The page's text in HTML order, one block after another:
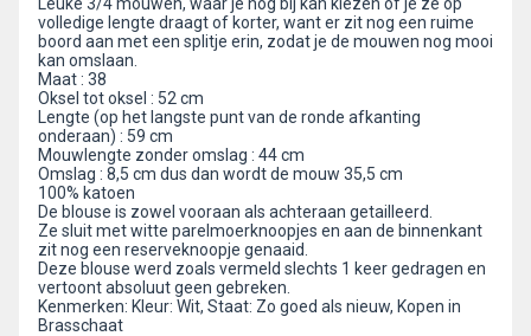
volledige lengte draagt of korter, want er zit nog een ruime
boord aan met een splitje erin, zodat je de mouwen nog mooi
kan omslaan.
Maat : 38
Oksel tot oksel : 52 cm
Lengte (op het langste punt van de ronde afkanting
onderaan) : 59 cm
Mouwlengte zonder omslag : 44 cm
Omslag : 8,5 cm dus dan wordt de mouw 35,5 cm
100% katoen
De blouse is zowel vooraan als achteraan getailleerd.
Ze sluit met witte parelmoerknoopjes en aan de binnenkant
zit nog een reserveknoopje genaaid.
Deze blouse werd zoals vermeld slechts 1 keer gedragen en
vertoont absoluut geen gebreken.
Kenmerken: Kleur: Wit, Staat: Zo goed als nieuw, Kopen in
Brasschaat